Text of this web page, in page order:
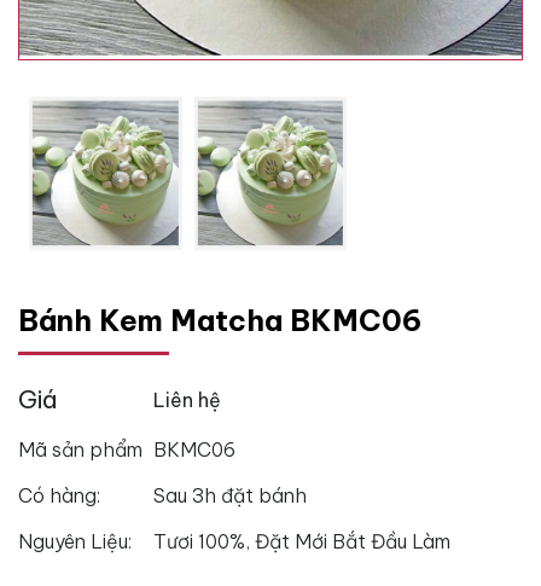
Bánh Kem Matcha BKMC06
Giá Liên hệ
Mã sản phẩm BKMC06
Có hàng:
Sau 3h đặt bánh
Nguyên Liệu:
Tươi 100%, Đặt Mới Bắt Đầu Làm